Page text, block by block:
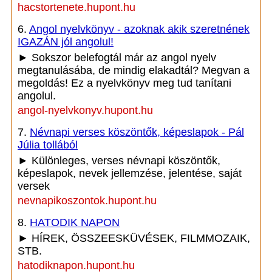
hacstortenete.hupont.hu
6. Angol nyelvkönyv - azoknak akik szeretnének
IGAZÁN jól angolul!
► Sokszor belefogtál már az angol nyelv
megtanulásába, de mindig elakadtál? Megvan a
megoldás! Ez a nyelvkönyv meg tud tanítani
angolul.
angol-nyelvkonyv.hupont.hu
7. Névnapi verses köszöntők, képeslapok - Pál
Júlia tollából
► Különleges, verses névnapi köszöntők,
képeslapok, nevek jellemzése, jelentése, saját
versek
nevnapikoszontok.hupont.hu
8. HATODIK NAPON
► HÍREK, ÖSSZEESKÜVÉSEK, FILMMOZAIK,
STB.
hatodiknapon.hupont.hu